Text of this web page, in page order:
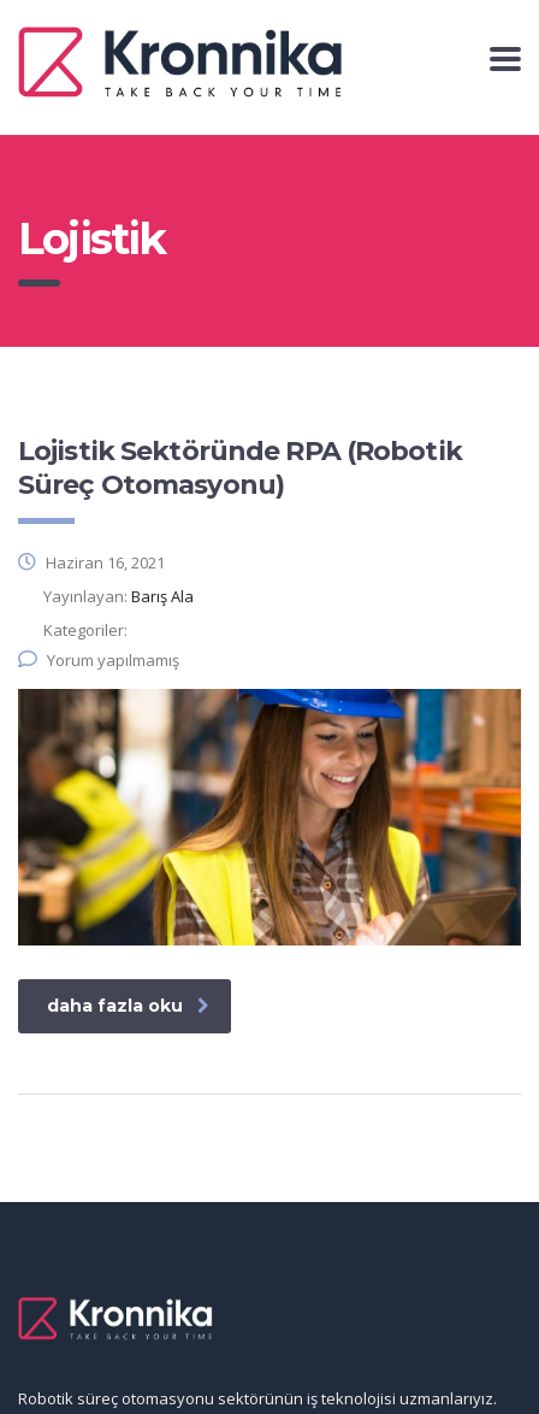
Lojistik
Lojistik Sektöründe RPA (Robotik
Süreç Otomasyonu)
Haziran 16, 2021
Yayınlayan: Barış Ala
Kategoriler:
Yorum yapılmamış
daha fazla oku
Robotik süreç otomasyonu sektörünün iş teknolojisi uzmanlarıyız.